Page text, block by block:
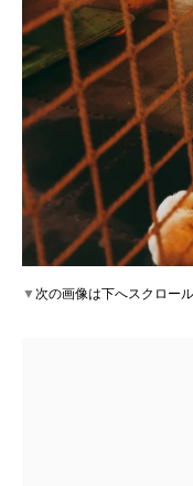
▼次の画像は下へスクロー